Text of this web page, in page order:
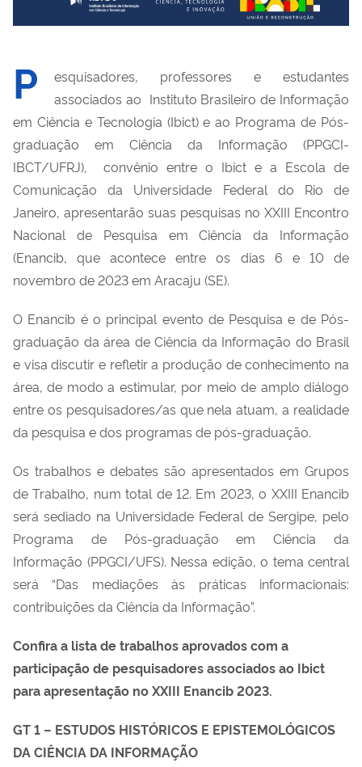
P
esquisadores, professores e estudantes
associados ao Instituto Brasileiro de Informação
em Ciência e Tecnologia (Ibict) e ao Programa de Pós-
graduação em Ciência da Informação (PPGCI-
IBCT/UFRJ), convênio entre o Ibict e a Escola de
Comunicação da Universidade Federal do Rio de
Janeiro, apresentarão suas pesquisas no XXIII Encontro
Nacional de Pesquisa em Ciência da Informação
(Enancib, que acontece entre os dias 6 e 10 de
novembro de 2023 em Aracaju (SE).
O Enancib é o principal evento de Pesquisa e de Pós-
graduação da área de Ciência da Informação do Brasil
e visa discutir e refletir a produção de conhecimento na
área, de modo a estimular, por meio de amplo diálogo
entre os pesquisadores/as que nela atuam, a realidade
da pesquisa e dos programas de pós-graduação.
Os trabalhos e debates são apresentados em Grupos
de Trabalho, num total de 12. Em 2023, o XXIII Enancib
será sediado na Universidade Federal de Sergipe, pelo
Programa de Pós-graduação em Ciência da
Informação (PPGCI/UFS). Nessa edição, o tema central
será “Das mediações às práticas informacionais:
contribuições da Ciência da Informação”.
Confira a lista de trabalhos aprovados com a
participação de pesquisadores associados ao Ibict
para apresentação no XXIII Enancib 2023.
GT 1 – ESTUDOS HISTÓRICOS E EPISTEMOLÓGICOS
DA CIÊNCIA DA INFORMAÇÃO